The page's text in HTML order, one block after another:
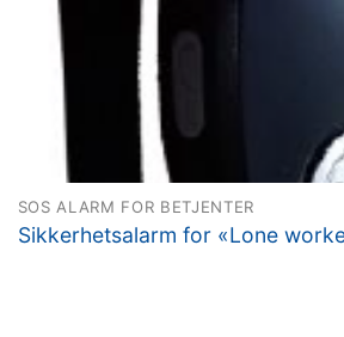
SOS ALARM FOR BETJENTER
Sikkerhetsalarm for «Lone